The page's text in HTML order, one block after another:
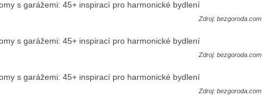
Zdroj: bezgoroda.com
Zdroj: bezgoroda.com
Zdroj: bezgoroda.com